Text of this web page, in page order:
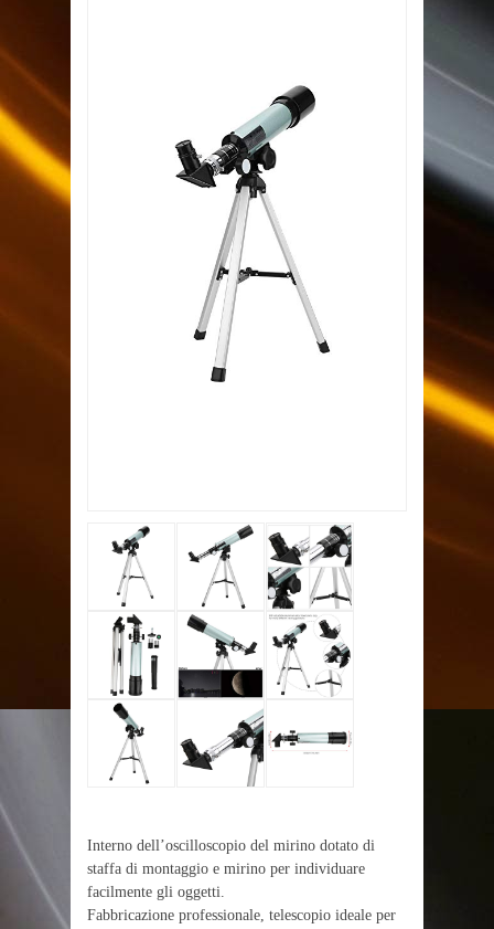
Interno dell’oscilloscopio del mirino dotato di
staffa di montaggio e mirino per individuare
facilmente gli oggetti.
Fabbricazione professionale, telescopio ideale per